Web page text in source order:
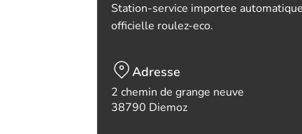
Station-service importee
officielle roulez-eco.
Adresse
2 chemin de grange neuve
38790 Diemoz